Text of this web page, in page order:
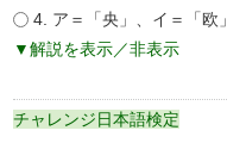
4. ア＝「央」、イ＝「欧」
▼解説を表示／非表示
チャレンジ日本語検定